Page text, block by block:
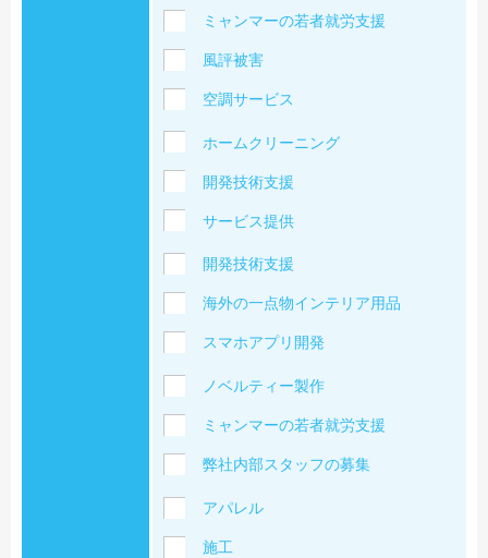
ミャンマーの若者就労支援
風評被害
空調サービス
ホームクリーニング
開発技術支援
サービス提供
開発技術支援
海外の一点物インテリア用品
スマホアプリ開発
ノベルティー製作
ミャンマーの若者就労支援
弊社内部スタッフの募集
アパレル
施工